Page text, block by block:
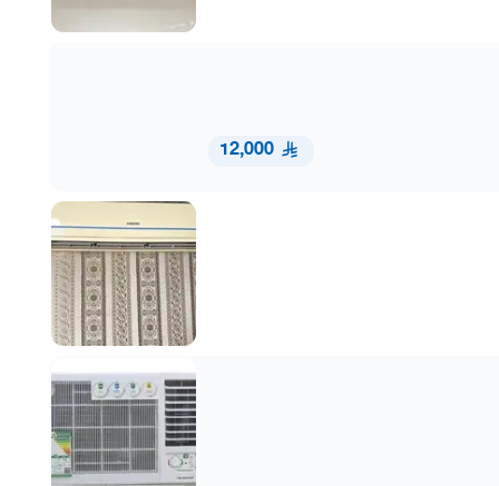
12,000